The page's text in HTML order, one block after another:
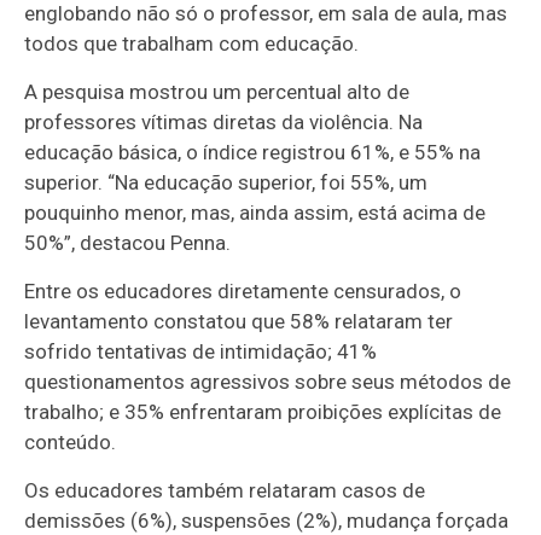
englobando não só o professor, em sala de aula, mas
todos que trabalham com educação.
A pesquisa mostrou um percentual alto de
professores vítimas diretas da violência. Na
educação básica, o índice registrou 61%, e 55% na
superior. “Na educação superior, foi 55%, um
pouquinho menor, mas, ainda assim, está acima de
50%”, destacou Penna.
Entre os educadores diretamente censurados, o
levantamento constatou que 58% relataram ter
sofrido tentativas de intimidação; 41%
questionamentos agressivos sobre seus métodos de
trabalho; e 35% enfrentaram proibições explícitas de
conteúdo.
Os educadores também relataram casos de
demissões (6%), suspensões (2%), mudança forçada